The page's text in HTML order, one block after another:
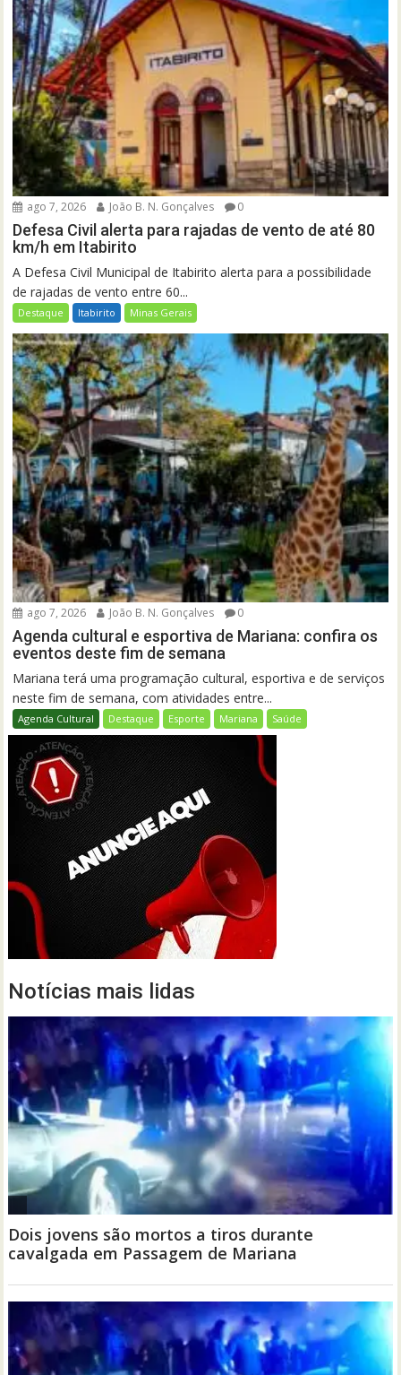
ago 7, 2026 João B. N. Gonçalves 0
Defesa Civil alerta para rajadas de vento de até 80
km/h em Itabirito
A Defesa Civil Municipal de Itabirito alerta para a possibilidade
de rajadas de vento entre 60...
Destaque Itabirito Minas Gerais
ago 7, 2026 João B. N. Gonçalves 0
Agenda cultural e esportiva de Mariana: confira os
eventos deste fim de semana
Mariana terá uma programação cultural, esportiva e de serviços
neste fim de semana, com atividades entre...
Agenda Cultural Destaque Esporte Mariana Saúde
Notícias mais lidas